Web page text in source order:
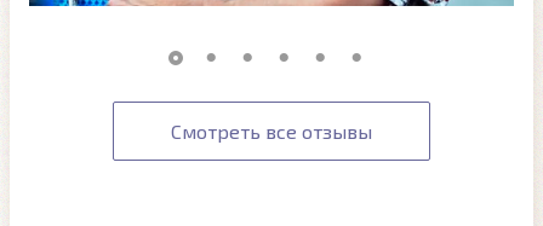
Смотреть все отзывы